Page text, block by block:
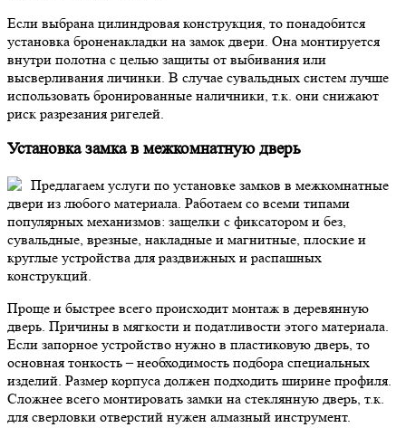
Если выбрана цилиндровая конструкция, то понадобится
установка броненакладки на замок двери. Она монтируется
внутри полотна с целью защиты от выбивания или
высверливания личинки. В случае сувальдных систем лучше
использовать бронированные наличники, т.к. они снижают
риск разрезания ригелей.
Установка замка в межкомнатную дверь
Предлагаем услуги по установке замков в межкомнатные
двери из любого материала. Работаем со всеми типами
популярных механизмов: защелки с фиксатором и без,
сувальдные, врезные, накладные и магнитные, плоские и
круглые устройства для раздвижных и распашных
конструкций.
Проще и быстрее всего происходит монтаж в деревянную
дверь. Причины в мягкости и податливости этого материала.
Если запорное устройство нужно в пластиковую дверь, то
основная тонкость – необходимость подбора специальных
изделий. Размер корпуса должен подходить ширине профиля.
Сложнее всего монтировать замки на стеклянную дверь, т.к.
для сверловки отверстий нужен алмазный инструмент.